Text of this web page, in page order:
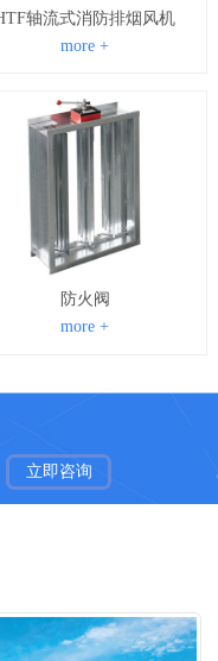
轴流式消防排烟风机
more +
防火阀
more +
立即咨询